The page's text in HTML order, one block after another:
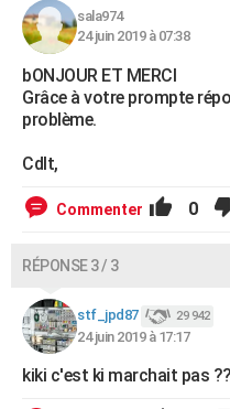
sala974
24 juin 2019 à 07:38
bONJOUR ET MERCI
Grâce à votre prompte
problème.
Cdlt,
Commenter 0
RÉPONSE 3 / 3
stf_jpd87 29 942
24 juin 2019 à 17:17
kiki c'est ki marchait pas